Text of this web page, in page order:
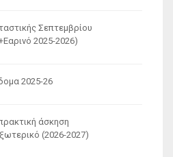
Σεπτεμβρίου
2025-2026)
2025-26
άσκηση
(2026-2027)